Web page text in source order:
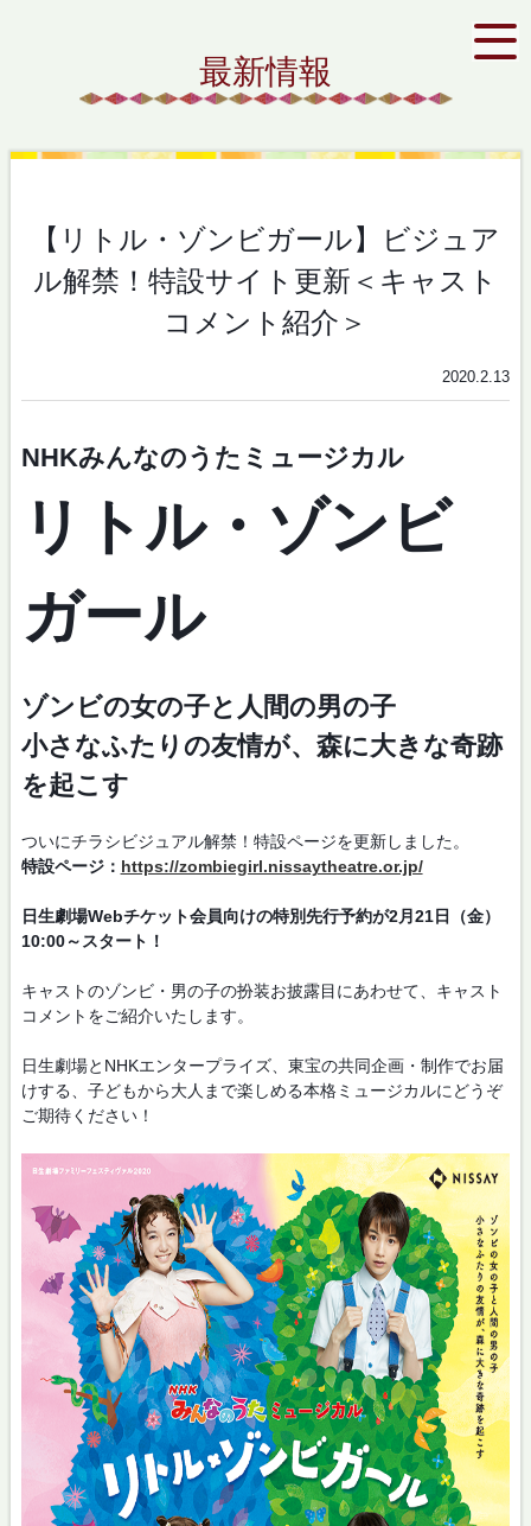
最新情報
【リトル・ゾンビガール】ビジュア
ル解禁！特設サイト更新＜キャスト
コメント紹介＞
2020.2.13
NHKみんなのうたミュージカル
リトル・ゾンビ
ガール
ゾンビの女の子と人間の男の子
小さなふたりの友情が、森に大きな奇跡
を起こす
ついにチラシビジュアル解禁！特設ページを更新しました。
特設ページ： https://zombiegirl.nissaytheatre.or.jp/
日生劇場Webチケット会員向けの特別先行予約が2月21日（金）
10:00～スタート！
キャストのゾンビ・男の子の扮装お披露目にあわせて、キャスト
コメントをご紹介いたします。
日生劇場とNHKエンタープライズ、東宝の共同企画・制作でお届
けする、子どもから大人まで楽しめる本格ミュージカルにどうぞ
ご期待ください！